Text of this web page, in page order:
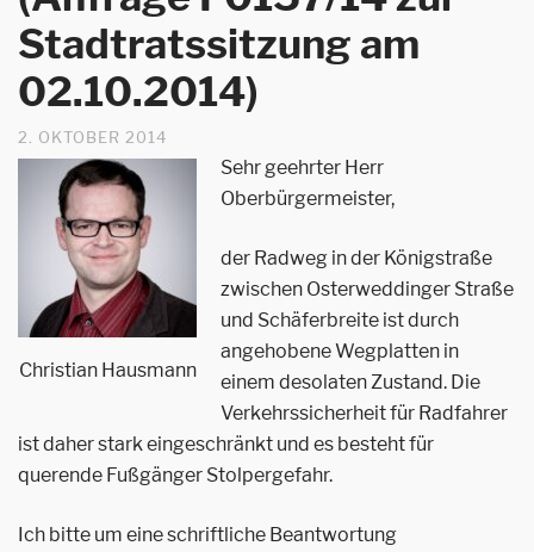
Stadtratssitzung am
02.10.2014)
2. OKTOBER 2014
Christian Hausmann
Sehr geehrter Herr
Oberbürgermeister,
der Radweg in der Königstraße
zwischen Osterweddinger Straße
und Schäferbreite ist durch
angehobene Wegplatten in
einem desolaten Zustand. Die
Verkehrssicherheit für Radfahrer
ist daher stark eingeschränkt und es besteht für
querende Fußgänger Stolpergefahr.
Ich bitte um eine schriftliche Beantwortung